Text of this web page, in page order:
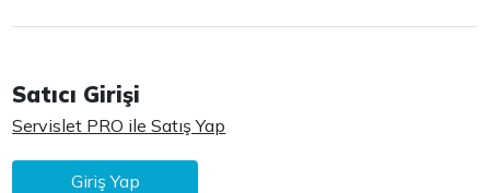
Satıcı Girişi
Servislet PRO ile Satış Yap
Giriş Yap